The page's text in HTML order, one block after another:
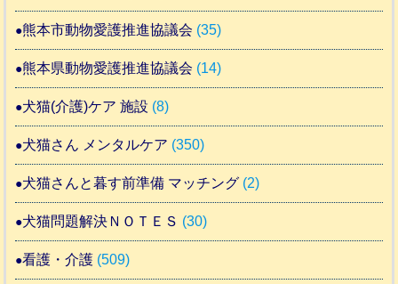
熊本市動物愛護推進協議会 (35)
熊本県動物愛護推進協議会 (14)
犬猫(介護)ケア 施設 (8)
犬猫さん メンタルケア (350)
犬猫さんと暮す前準備 マッチング (2)
犬猫問題解決ＮＯＴＥＳ (30)
看護・介護 (509)